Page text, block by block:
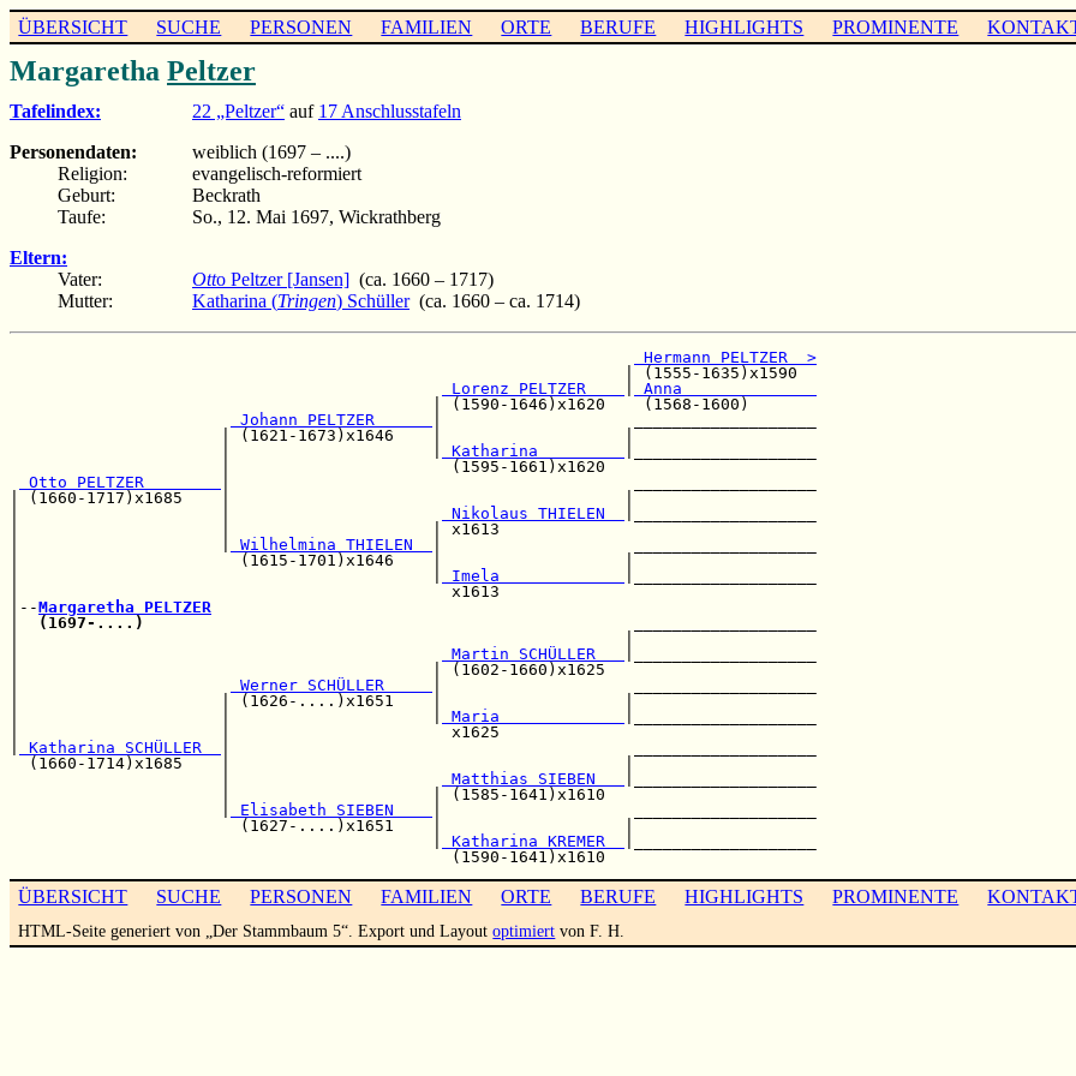
ÜBERSICHT SUCHE PERSONEN FAMILIEN ORTE BERUFE HIGHLIGHTS PROMINENTE
Margaretha Peltzer
Tafelindex: 22 „Peltzer“ auf 17 Anschlusstafeln
Personendaten:
weiblich (1697 – ....)
Religion:
evangelisch-reformiert
Geburt:
Beckrath
Taufe:
So., 12. Mai 1697, Wickrathberg
Eltern:
Vater:
Otto Peltzer [Jansen] (ca. 1660 – 1717)
Mutter:
Katharina (Tringen) Schüller(ca. 1660 – ca. 1714)
Hermann PELTZER  >
                                                                | (1555-1635)x1590
Lorenz PELTZER
Anna
                                            | (1590-1646)x1620    (1568-1600)
Johann PELTZER
                      | (1621-1673)x1646    |                   |
Katharina
                      |                       (1595-1661)x1620
Otto PELTZER
| (1660-1717)x1685    |                                         |
Nikolaus THIELEN
|                     |                     | x1613
Wilhelmina THIELEN
|                       (1615-1701)x1646    |                   |
Imela
|                                             x1613
|--Margaretha PELTZER
(1697-....)
|                                                               |
Martin SCHÜLLER
|                                           | (1602-1660)x1625
Werner SCHÜLLER
|                     | (1626-....)x1651    |                   |
Maria
|                     |                       x1625
Katharina SCHÜLLER
  (1660-1714)x1685    |                                         |
Matthias SIEBEN
                      |                     | (1585-1641)x1610
Elisabeth SIEBEN
                        (1627-....)x1651    |                   |
Katharina KREMER
ÜBERSICHT SUCHE PERSONEN FAMILIEN ORTE BERUFE HIGHLIGHTS PROMINENTE
HTML-Seite generiert von „Der Stammbaum 5“. Export und Layoutoptimiert von F. H.